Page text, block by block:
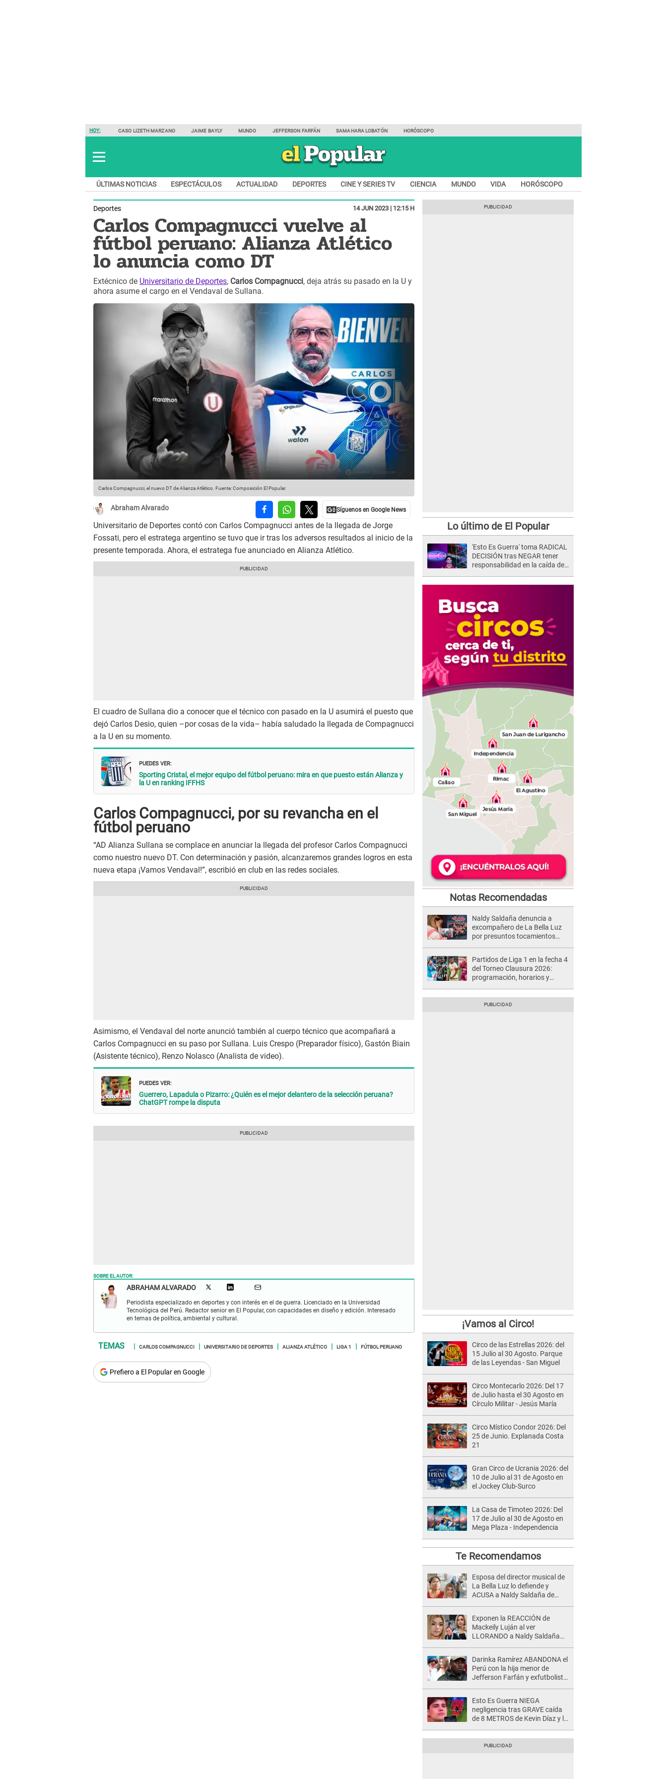
HOY: CASO LIZETH MARZANO JAIME BAYLY MUNDO JEFFERSON FARFÁN SAMAHARA LOBATÓN HORÓSCOPO
ÚLTIMAS NOTICIAS ESPECTÁCULOS ACTUALIDAD DEPORTES CINE Y SERIES TV CIENCIA MUNDO VIDA HORÓSCOPO
Deportes 14 JUN 2023 | 12:15 H
Carlos Compagnucci vuelve al
fútbol peruano: Alianza Atlético
lo anuncia como DT
Extécnico de Universitario de Deportes, Carlos Compagnucci, deja atrás su pasado en la U y
ahora asume el cargo en el Vendaval de Sullana.
Carlos Compagnucci, el nuevo DT de Alianza Atlético. Fuente: Composición El Popular.
Abraham Alvarado
Universitario de Deportes contó con Carlos Compagnucci antes de la llegada de Jorge
Fossati, pero el estratega argentino se tuvo que ir tras los adversos resultados al inicio de la
presente temporada. Ahora, el estratega fue anunciado en Alianza Atlético.
El cuadro de Sullana dio a conocer que el técnico con pasado en la U asumirá el puesto que
dejó Carlos Desio, quien –por cosas de la vida– había saludado la llegada de Compagnucci
a la U en su momento.
PUEDES VER:
Sporting Cristal, el mejor equipo del fútbol peruano: mira en que puesto están Alianza y
la U en ranking IFFHS
Carlos Compagnucci, por su revancha en el
fútbol peruano
“AD Alianza Sullana se complace en anunciar la llegada del profesor Carlos Compagnucci
como nuestro nuevo DT. Con determinación y pasión, alcanzaremos grandes logros en esta
nueva etapa ¡Vamos Vendaval!”, escribió en club en las redes sociales.
Asimismo, el Vendaval del norte anunció también al cuerpo técnico que acompañará a
Carlos Compagnucci en su paso por Sullana. Luis Crespo (Preparador físico), Gastón Biain
(Asistente técnico), Renzo Nolasco (Analista de video).
PUEDES VER:
Guerrero, Lapadula o Pizarro: ¿Quién es el mejor delantero de la selección peruana?
ChatGPT rompe la disputa
SOBRE EL AUTOR:
ABRAHAM ALVARADO
Periodista especializado en deportes y con interés en el de guerra. Licenciado en la Universidad
Tecnológica del Perú. Redactor senior en El Popular, con capacidades en diseño y edición. Interesado
en temas de política, ambiental y cultural.
CARLOS COMPAGNUCCI UNIVERSITARIO DE DEPORTES ALIANZA ATLÉTICO LIGA 1 FÚTBOL PERUANO
Prefiero a El Popular en Google
Lo último de El Popular
'Esto Es Guerra' toma RADICAL
DECISIÓN tras NEGAR tener
responsabilidad en la caída de
Notas Recomendadas
Naldy Saldaña denuncia a
excompañero de La Bella Luz
por presuntos tocamientos
Partidos de Liga 1 en la fecha 4
del Torneo Clausura 2026:
programación, horarios y
¡Vamos al Circo!
Circo de las Estrellas 2026: del
15 Julio al 30 Agosto. Parque
de las Leyendas - San Miguel
Circo Montecarlo 2026: Del 17
de Julio hasta el 30 Agosto en
Círculo Militar - Jesús María
Circo Místico Condor 2026: Del
25 de Junio. Explanada Costa
21
Gran Circo de Ucrania 2026: del
10 de Julio al 31 de Agosto en
el Jockey Club-Surco
La Casa de Timoteo 2026: Del
17 de Julio al 30 de Agosto en
Mega Plaza - Independencia
Te Recomendamos
Esposa del director musical de
La Bella Luz lo defiende y
ACUSA a Naldy Saldaña de
Exponen la REACCIÓN de
Mackeily Luján al ver
LLORANDO a Naldy Saldaña
Darinka Ramírez ABANDONA el
Perú con la hija menor de
Jefferson Farfán y exfutbolista
Esto Es Guerra NIEGA
negligencia tras GRAVE caída
de 8 METROS de Kevin Díaz y lo